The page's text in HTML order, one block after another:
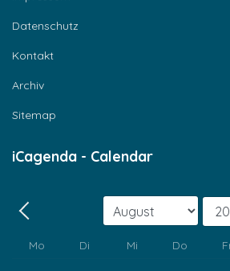
Datenschutz
Kontakt
Archiv
Sitemap
iCagenda - Calendar
Zurück - Monat
Mo
Di Mi Do